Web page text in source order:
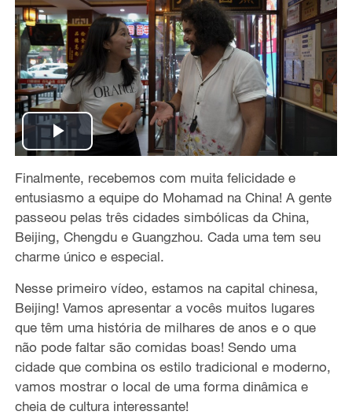
P
l
a
y
V
i
d
e
Finalmente, recebemos com muita felicidade e
entusiasmo a equipe do Mohamad na China! A gente
passeou pelas três cidades simbólicas da China,
Beijing, Chengdu e Guangzhou. Cada uma tem seu
charme único e especial.
Nesse primeiro vídeo, estamos na capital chinesa,
Beijing! Vamos apresentar a vocês muitos lugares
que têm uma história de milhares de anos e o que
não pode faltar são comidas boas! Sendo uma
cidade que combina os estilo tradicional e moderno,
vamos mostrar o local de uma forma dinâmica e
cheia de cultura interessante!